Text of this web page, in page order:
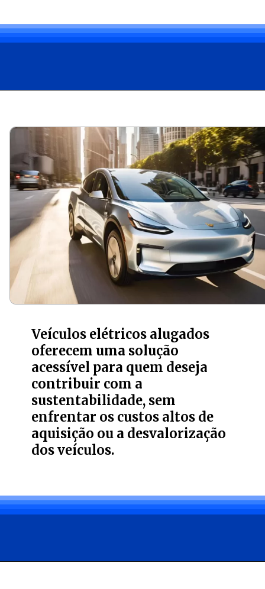
Veículos elétricos alugados
oferecem uma solução
acessível para quem deseja
contribuir com a
sustentabilidade, sem
enfrentar os custos altos de
aquisição ou a desvalorização
dos veículos.